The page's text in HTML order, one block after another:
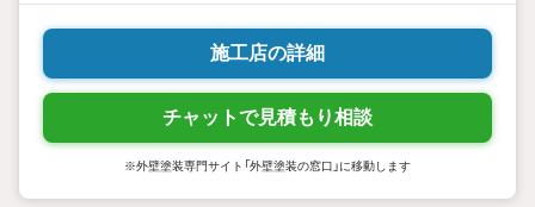
施工店の詳細
チャットで見積もり相談
※外壁塗装専門サイト「外壁塗装の窓口」に移動します